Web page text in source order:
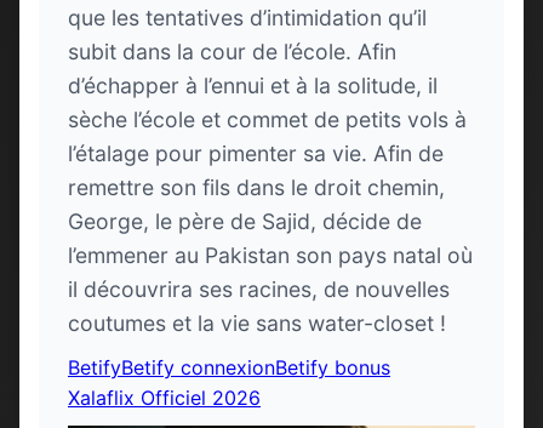
que les tentatives d’intimidation qu’il
subit dans la cour de l’école. Afin
d’échapper à l’ennui et à la solitude, il
sèche l’école et commet de petits vols à
l’étalage pour pimenter sa vie. Afin de
remettre son fils dans le droit chemin,
George, le père de Sajid, décide de
l’emmener au Pakistan son pays natal où
il découvrira ses racines, de nouvelles
coutumes et la vie sans water-closet !
BetifyBetify connexionBetify bonus
Xalaflix Officiel 2026